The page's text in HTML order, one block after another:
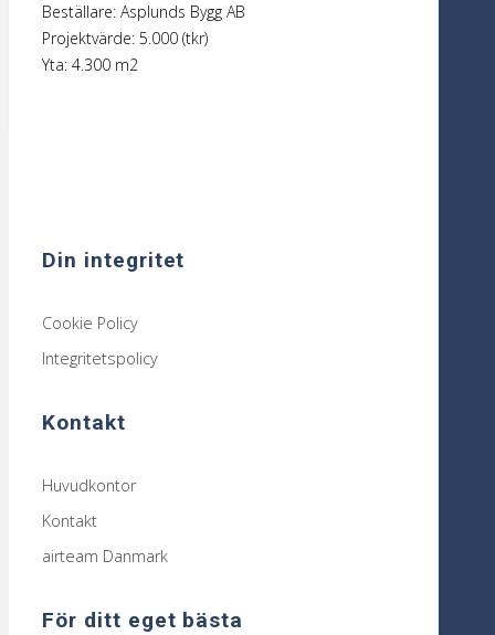
Beställare: Asplunds Bygg AB
Projektvärde: 5.000 (tkr)
Yta: 4.300 m2
Din integritet
Cookie Policy
Integritetspolicy
Kontakt
Huvudkontor
Kontakt
airteam Danmark
För ditt eget bästa